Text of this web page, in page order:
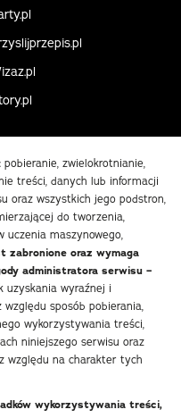
pobieranie, zwielokrotnianie,
treści, danych lub informacji
oraz wszystkich jego podstron,
do tworzenia,
uczenia maszynowego,
zabronione oraz wymaga
administratora serwisu –
uzyskania wyraźnej i
sposób pobierania,
wykorzystywania treści,
niniejszego serwisu oraz
względu na charakter tych
wykorzystywania treści,